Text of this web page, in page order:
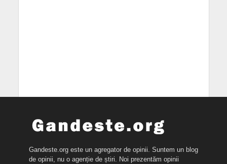
Gandeste.org este un agregator de opinii. Suntem un blog
de opinii, nu o agenție de știri. Noi prezentăm opinii